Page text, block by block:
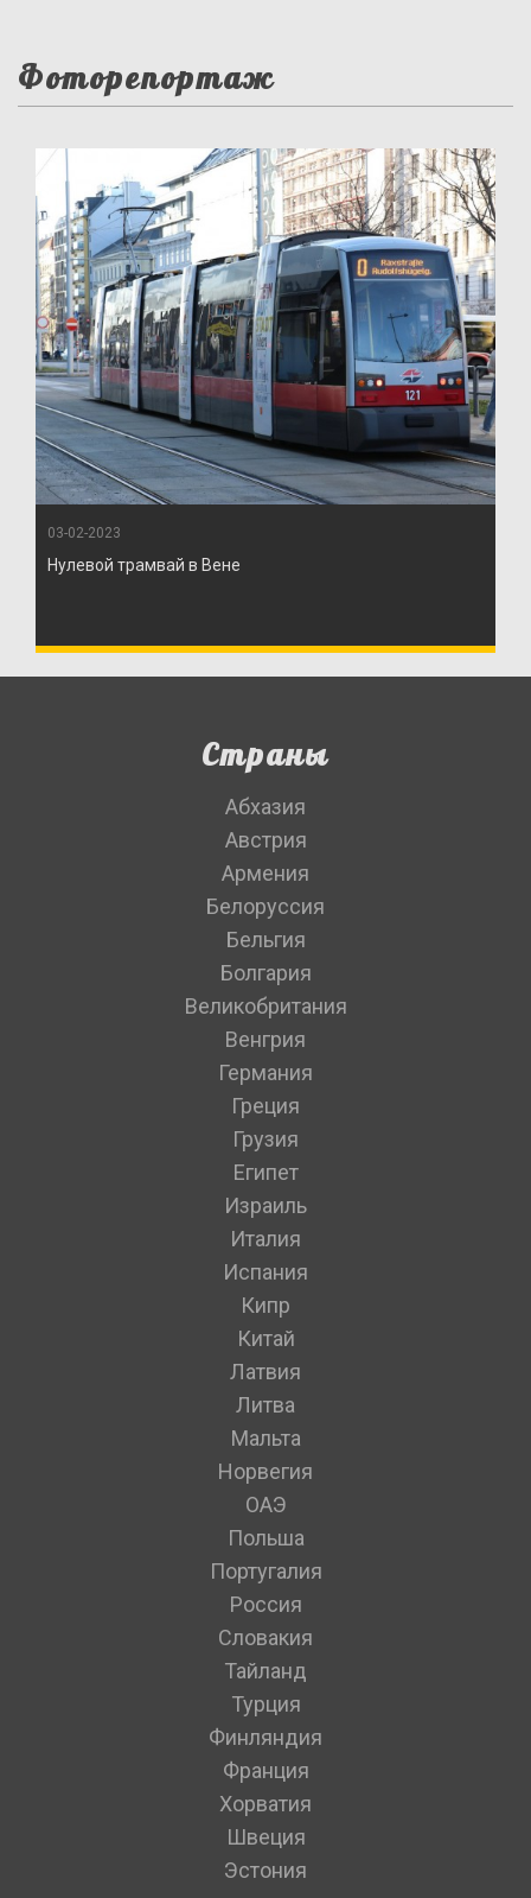
Фоторепортаж
03-02-2023
Нулевой трамвай в Вене
Страны
Абхазия
Австрия
Армения
Белоруссия
Бельгия
Болгария
Великобритания
Венгрия
Германия
Греция
Грузия
Египет
Израиль
Италия
Испания
Кипр
Китай
Латвия
Литва
Мальта
Норвегия
ОАЭ
Польша
Португалия
Россия
Словакия
Тайланд
Турция
Финляндия
Франция
Хорватия
Швеция
Эстония